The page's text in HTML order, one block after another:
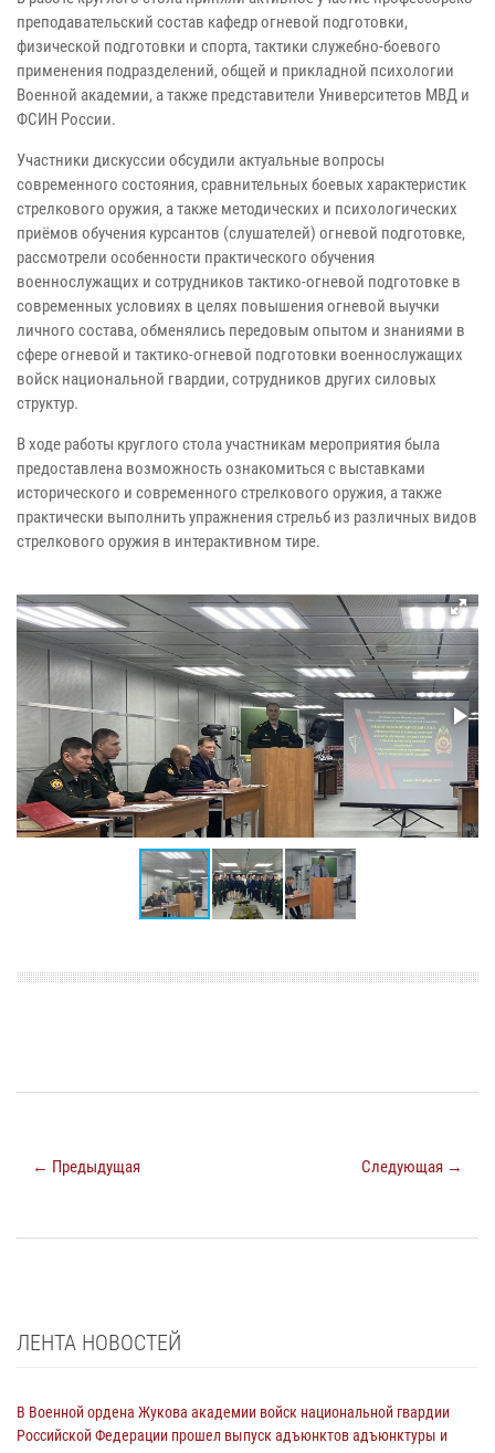
преподавательский состав кафедр огневой подготовки,
физической подготовки и спорта, тактики служебно-боевого
применения подразделений, общей и прикладной психологии
Военной академии, а также представители Университетов МВД и
ФСИН России.
Участники дискуссии обсудили актуальные вопросы
современного состояния, сравнительных боевых характеристик
стрелкового оружия, а также методических и психологических
приёмов обучения курсантов (слушателей) огневой подготовке,
рассмотрели особенности практического обучения
военнослужащих и сотрудников тактико-огневой подготовке в
современных условиях в целях повышения огневой выучки
личного состава, обменялись передовым опытом и знаниями в
сфере огневой и тактико-огневой подготовки военнослужащих
войск национальной гвардии, сотрудников других силовых
структур.
В ходе работы круглого стола участникам мероприятия была
предоставлена возможность ознакомиться с выставками
исторического и современного стрелкового оружия, а также
практически выполнить упражнения стрельб из различных видов
стрелкового оружия в интерактивном тире.
← Предыдущая Следующая →
ЛЕНТА НОВОСТЕЙ
В Военной ордена Жукова академии войск национальной гвардии
Российской Федерации прошел выпуск адъюнктов адъюнктуры и